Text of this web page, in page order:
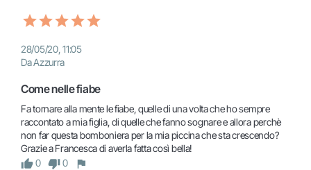
28/05/20, 11:05
Da Azzurra
Come nelle fiabe
Fa tornare alla mente le fiabe, quelle di una volta che ho sempre
raccontato a mia figlia, di quelle che fanno sognare e allora perchè
non far questa bomboniera per la mia piccina che sta crescendo?
Grazie a Francesca di averla fatta così bella!
0
0